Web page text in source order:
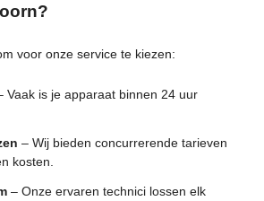
voor onze service te kiezen:
Vaak is je apparaat binnen 24 uur
– Wij bieden concurrerende tarieven
kosten.
– Onze ervaren technici lossen elk